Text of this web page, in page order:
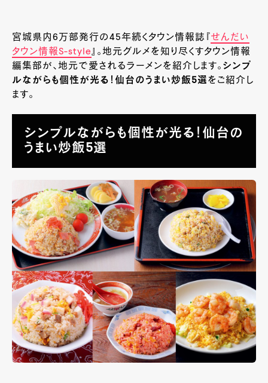
宮城県内6万部発行の45年続くタウン情報誌『 せんだい
タウン情報S-style』。地元グルメを知り尽くすタウン情報
編集部が、地元で愛されるラーメンを紹介します。 シンプ
ルながらも個性が光る！仙台のうまい炒飯5選をご紹介し
ます。
シンプルながらも個性が光る！仙台の
うまい炒飯5選